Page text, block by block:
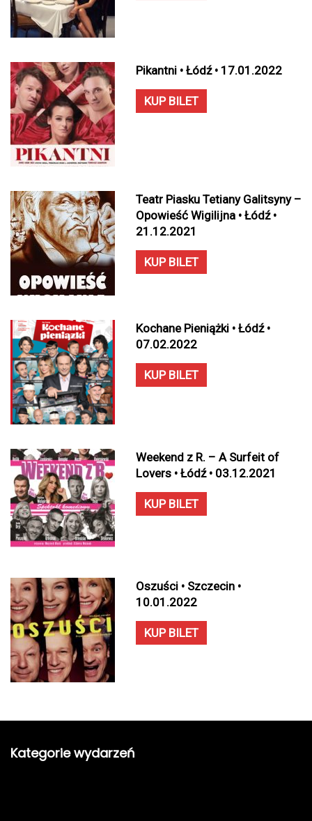
Pikantni • Łódź • 17.01.2022
KUP BILET
Teatr Piasku Tetiany Galitsyny –
Opowieść Wigilijna • Łódź •
21.12.2021
KUP BILET
Kochane Pieniążki • Łódź •
07.02.2022
KUP BILET
Weekend z R. – A Surfeit of
Lovers • Łódź • 03.12.2021
KUP BILET
Oszuści • Szczecin •
10.01.2022
KUP BILET
Kategorie wydarzeń